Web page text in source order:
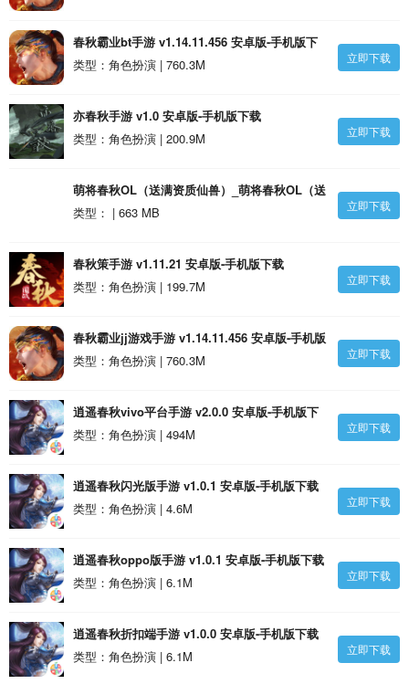
春秋霸业bt手游 v1.14.11.456 安卓版-手机版下
载
类型：角色扮演 | 760.3M 立即下载
亦春秋手游 v1.0 安卓版-手机版下载
类型：角色扮演 | 200.9M
立即下载
萌将春秋OL（送满资质仙兽）_萌将春秋OL（送
满资质仙兽）BT版下载
类型： | 663 MB 立即下载
春秋策手游 v1.11.21 安卓版-手机版下载
类型：角色扮演 | 199.7M
立即下载
春秋霸业jj游戏手游 v1.14.11.456 安卓版-手机版
下载
类型：角色扮演 | 760.3M 立即下载
逍遥春秋vivo平台手游 v2.0.0 安卓版-手机版下
载
类型：角色扮演 | 494M 立即下载
逍遥春秋闪光版手游 v1.0.1 安卓版-手机版下载
类型：角色扮演 | 4.6M
立即下载
逍遥春秋oppo版手游 v1.0.1 安卓版-手机版下载
类型：角色扮演 | 6.1M
立即下载
逍遥春秋折扣端手游 v1.0.0 安卓版-手机版下载
类型：角色扮演 | 6.1M
立即下载